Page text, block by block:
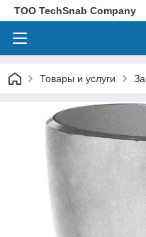
ТОО TechSnab Company
Товары и услуги